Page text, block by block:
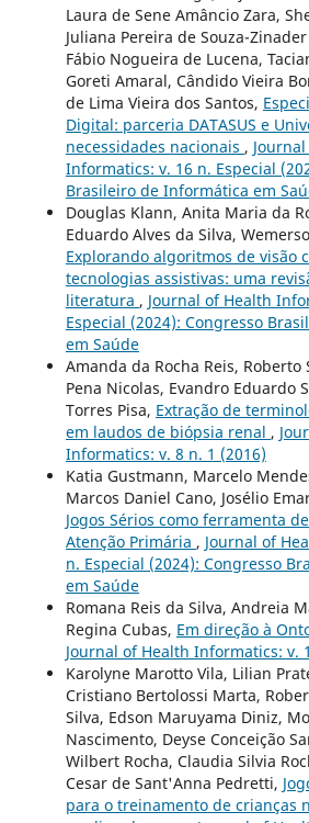
Laura de Sene Amâncio Zara,
Juliana Pereira de Souza-
Fábio Nogueira de Lucena,
Goreti Amaral, Cândido Vieira
de Lima Vieira dos Santos,
Digital: parceria DATASUS e
necessidades nacionais ,
Informatics: v. 16 n. Especial
Brasileiro de Informática em
Douglas Klann, Anita Maria da
Eduardo Alves da Silva,
Explorando algoritmos de visão
tecnologias assistivas: uma
literatura , Journal of Health
Especial (2024): Congresso
em Saúde
Amanda da Rocha Reis, Roberto
Pena Nicolas, Evandro Eduardo
Torres Pisa, Extração de
em laudos de biópsia renal ,
Informatics: v. 8 n. 1 (2016)
Katia Gustmann, Marcelo
Marcos Daniel Cano, Josélio
Jogos Sérios como ferramenta
Atenção Primária , Journal of
n. Especial (2024): Congresso
em Saúde
Romana Reis da Silva, Andreia
Regina Cubas, Em direção à
Journal of Health Informatics: v.
Karolyne Marotto Vila, Lilian
Cristiano Bertolossi Marta,
Silva, Edson Maruyama Diniz,
Nascimento, Deyse Conceição
Wilbert Rocha, Claudia Silvia
Cesar de Sant'Anna Pedretti,
para o treinamento de crianças